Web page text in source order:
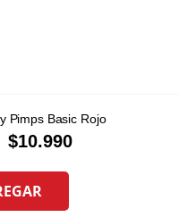
Pimps Basic Rojo
$10.990